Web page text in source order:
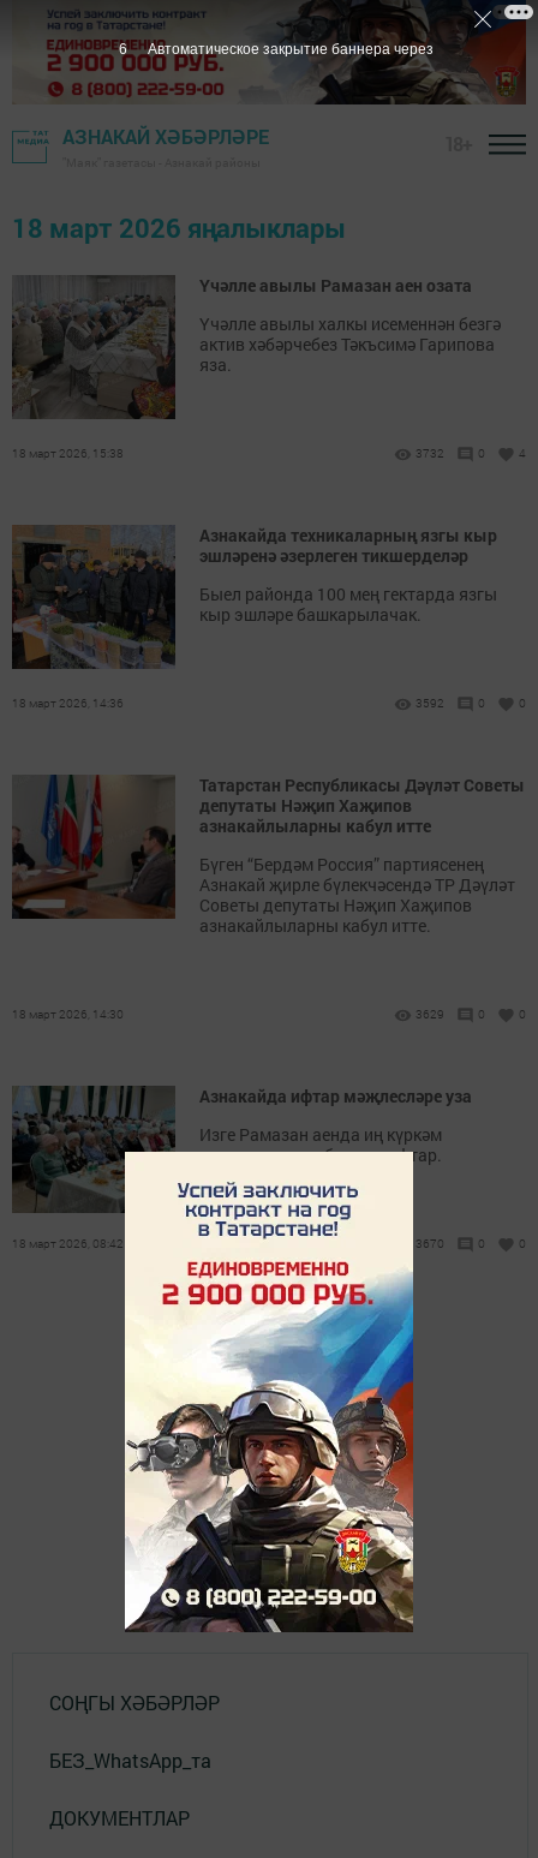
АЗНАКАЙ ХӘБӘРЛӘРЕ
18 март 2026 яңалыклары
Үчәлле авылы Рамазан аен озата
Үчәлле авылы халкы исеменнән безгә
актив хәбәрчебез Тәкъсимә Гарипова
яза.
18 март 2026, 15:38 3732 0 4
Азнакайда техникаларның язгы кыр
эшләренә әзерлеген тикшерделәр
Быел районда 100 мең гектарда язгы
кыр эшләре башкарылачак.
18 март 2026, 14:36 3592 0 0
Татарстан Республикасы Дәүләт Советы
депутаты Нәҗип Хаҗипов
азнакайлыларны кабул итте
Бүген “Бердәм Россия” партиясенең
Азнакай җирле бүлекчәсендә ТР Дәүләт
Советы депутаты Нәҗип Хаҗипов
азнакайлыларны кабул итте.
18 март 2026, 14:30 3629 0 0
Азнакайда ифтар мәҗлесләре уза
Изге Рамазан аенда иң күркәм
күренешләрнең берсе – ифтар.
18 март 2026, 08:42 3670 0 0
СОҢГЫ ХӘБӘРЛӘР
БЕЗ_WhatsApp_та
ДОКУМЕНТЛАР
6 Автоматическое закрытие баннера через